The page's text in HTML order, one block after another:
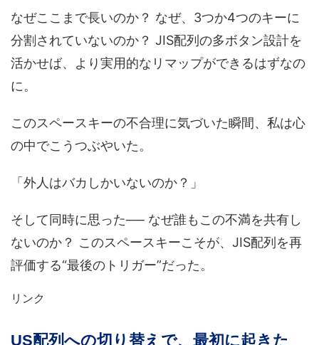
なぜここまで長いのか？ なぜ、3つか4つのキーに
分割されていないのか？ JIS配列の多ボタン設計を
活かせば、より実用的なリマップができるはずなの
に。
このスペースキーの不合理に気づいた瞬間、私は心
の中でこうつぶやいた。
「外人はバカしかいないのか？」
そして同時に思った── なぜ誰もこの不満を共有し
ないのか？ このスペースキーこそが、JIS配列を再
評価する“最後のトリガー”だった。
リンク
US配列への切り替えで、最初に起きた